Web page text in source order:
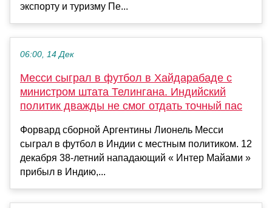
экспорту и туризму Пе...
06:00, 14 Дек
Месси сыграл в футбол в Хайдарабаде с
министром штата Телингана. Индийский
политик дважды не смог отдать точный пас
Форвард сборной Аргентины Лионель Месси
сыграл в футбол в Индии с местным политиком. 12
декабря 38-летний нападающий « Интер Майами »
прибыл в Индию,...